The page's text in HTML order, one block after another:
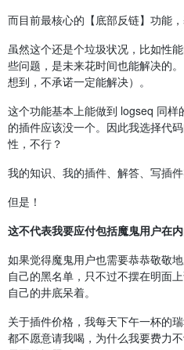
而目前最核心的【底部反链】功能
虽然这个还是个垃圾状况，比如性
些问题，是未来花时间也能解决的
想到，不承诺一定能解决）。
这个功能基本上能做到 logseq 同
的插件应该没一个。因此我选择代
性，不行？
我的知识、我的插件、解答、写插
但是！
这不代表我要应付包括魔鬼用户在内
如果觉得魔鬼用户也需要恭恭敬敬
自己的黑名单，只不过不摆在明面
自己的井底呆着。
关于插件价格，我每天下午一杯的
都不愿意请我喝，为什么我要费力